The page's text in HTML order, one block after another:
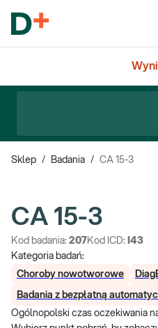
Sklep / Badania / CA 15-3
CA 15-3
Kod badania: 207 Kod ICD: I43
Kategoria badań:
Choroby nowotworowe
Badania z bezpłatną
Ogólnopolski czas oczekiwania